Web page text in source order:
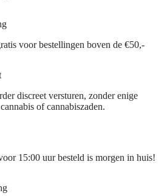
voor bestellingen boven de €50,-
discreet versturen, zonder enige
of cannabiszaden.
15:00 uur besteld is morgen in huis!